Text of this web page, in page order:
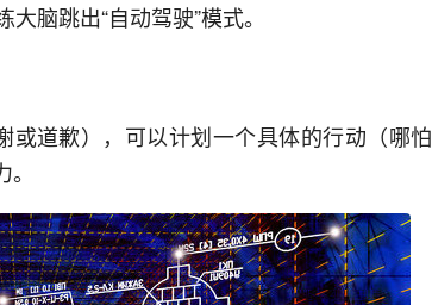
脑跳出“自动驾驶”模式。
道歉），可以计划一个具体的行动（哪怕